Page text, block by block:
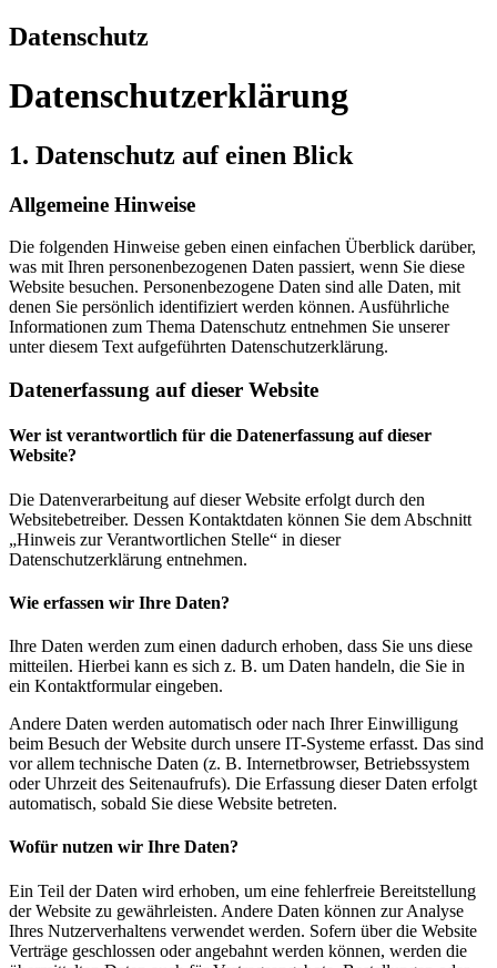
Datenschutz
Datenschutz­erklärung
1. Datenschutz auf einen Blick
Allgemeine Hinweise
Die folgenden Hinweise geben einen einfachen Überblick darüber,
was mit Ihren personenbezogenen Daten passiert, wenn Sie diese
Website besuchen. Personenbezogene Daten sind alle Daten, mit
denen Sie persönlich identifiziert werden können. Ausführliche
Informationen zum Thema Datenschutz entnehmen Sie unserer
unter diesem Text aufgeführten Datenschutzerklärung.
Datenerfassung auf dieser Website
Wer ist verantwortlich für die Datenerfassung auf dieser
Website?
Die Datenverarbeitung auf dieser Website erfolgt durch den
Websitebetreiber. Dessen Kontaktdaten können Sie dem Abschnitt
„Hinweis zur Verantwortlichen Stelle“ in dieser
Datenschutzerklärung entnehmen.
Wie erfassen wir Ihre Daten?
Ihre Daten werden zum einen dadurch erhoben, dass Sie uns diese
mitteilen. Hierbei kann es sich z. B. um Daten handeln, die Sie in
ein Kontaktformular eingeben.
Andere Daten werden automatisch oder nach Ihrer Einwilligung
beim Besuch der Website durch unsere IT-Systeme erfasst. Das sind
vor allem technische Daten (z. B. Internetbrowser, Betriebssystem
oder Uhrzeit des Seitenaufrufs). Die Erfassung dieser Daten erfolgt
automatisch, sobald Sie diese Website betreten.
Wofür nutzen wir Ihre Daten?
Ein Teil der Daten wird erhoben, um eine fehlerfreie Bereitstellung
der Website zu gewährleisten. Andere Daten können zur Analyse
Ihres Nutzerverhaltens verwendet werden. Sofern über die Website
Verträge geschlossen oder angebahnt werden können, werden die